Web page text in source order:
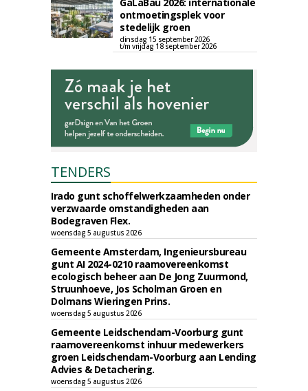
ontmoetingsplek voor
stedelijk groen
dinsdag 15 september 2026
t/m vrijdag 18 september 2026
TENDERS
Irado gunt schoffelwerkzaamheden onder
verzwaarde omstandigheden aan
Bodegraven Flex.
woensdag 5 augustus 2026
Gemeente Amsterdam, Ingenieursbureau
gunt AI 2024-0210 raamovereenkomst
ecologisch beheer aan De Jong Zuurmond,
Struunhoeve, Jos Scholman Groen en
Dolmans Wieringen Prins.
woensdag 5 augustus 2026
Gemeente Leidschendam-Voorburg gunt
raamovereenkomst inhuur medewerkers
groen Leidschendam-Voorburg aan Lending
Advies & Detachering.
woensdag 5 augustus 2026